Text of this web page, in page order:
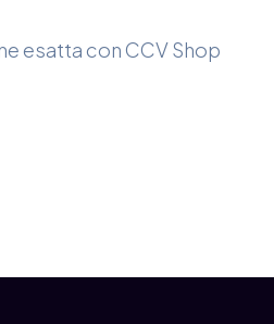
esatta con CCV Shop